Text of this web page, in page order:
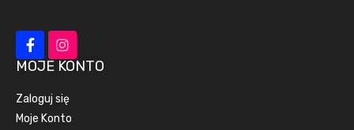
MOJE KONTO
Zaloguj się
Moje Konto